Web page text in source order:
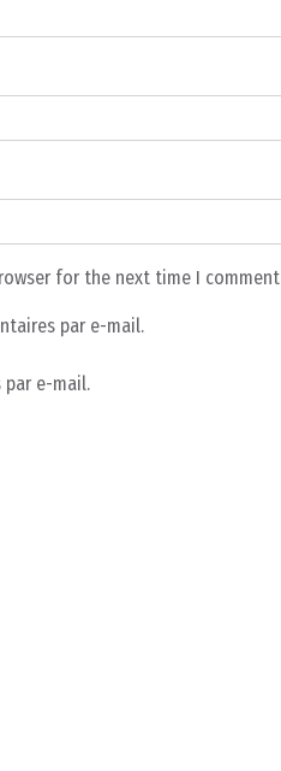
for the next time I comment
par e-mail.
par e-mail.